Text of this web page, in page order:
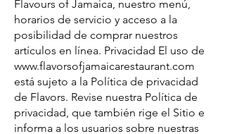
Flavours of Jamaica, nuestro menú,
horarios de servicio y acceso a la
posibilidad de comprar nuestros
artículos en línea. Privacidad El uso de
www.flavorsofjamaicarestaurant.com
está sujeto a la Política de privacidad
de Flavors. Revise nuestra Política de
privacidad, que también rige el Sitio e
informa a los usuarios sobre nuestras